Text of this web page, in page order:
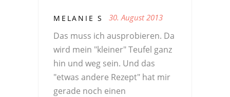
MELANIE S 30. August 2013
Das muss ich ausprobieren. Da
wird mein "kleiner" Teufel ganz
hin und weg sein. Und das
"etwas andere Rezept" hat mir
gerade noch einen